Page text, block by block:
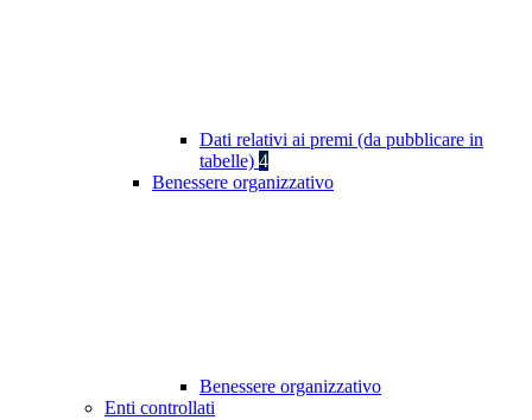
Dati relativi ai premi (da pubblicare in
tabelle) 4
Benessere organizzativo
Benessere organizzativo
Enti controllati